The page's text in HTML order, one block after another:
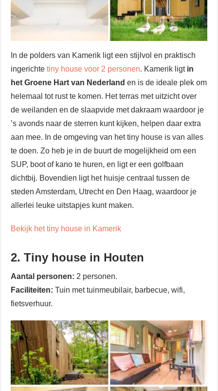
In de polders van Kamerik ligt een stijlvol en praktisch
ingerichtetiny house voor 2 personen. Kamerik ligt in
het Groene Hart van Nederlanden is de ideale plek om
helemaal tot rust te komen. Het terras met uitzicht over
de weilanden en de slaapvide met dakraam waardoor je
’s avonds naar de sterren kunt kijken, helpen daar extra
aan mee. In de omgeving van het tiny house is van alles
te doen. Zo heb je in de buurt de mogelijkheid om een
SUP, boot of kano te huren, en ligt er een golfbaan
dichtbij. Bovendien ligt het huisje centraal tussen de
steden Amsterdam, Utrecht en Den Haag, waardoor je
allerlei leuke uitstapjes kunt maken.
Bekijk het tiny house in Kamerik
2. Tiny house in Houten
Aantal personen: 2 personen.
Faciliteiten: Tuin met tuinmeubilair, barbecue, wifi,
fietsverhuur.